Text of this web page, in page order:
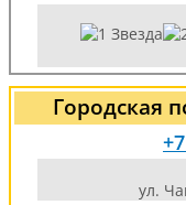
Городская
ул.